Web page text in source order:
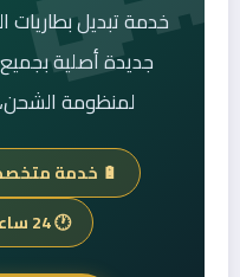
خدمة تبديل بطاريات
جديدة أصلية
لمنظومة الشحن،
🔋 خدمة
🕐 24 ساعة